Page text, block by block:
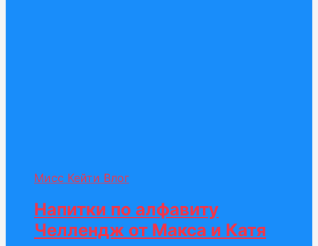
Мисс Кейти Влог
Напитки по алфавиту
Челлендж от Макса и Катя